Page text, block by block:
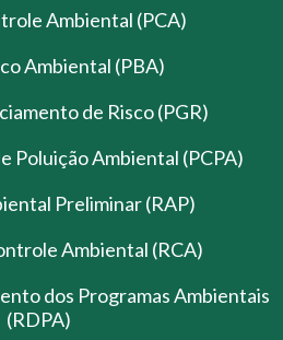
Ambiental (PCA)
Ambiental (PBA)
de Risco (PGR)
Poluição Ambiental (PCPA)
Preliminar (RAP)
Ambiental (RCA)
dos Programas Ambientais
(RDPA)